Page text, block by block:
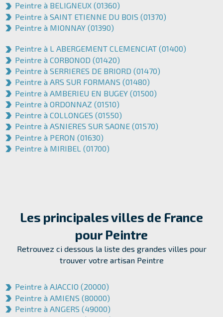
Peintre à BELIGNEUX (01360)
Peintre à SAINT ETIENNE DU BOIS (01370)
Peintre à MIONNAY (01390)
Peintre à L ABERGEMENT CLEMENCIAT (01400)
Peintre à CORBONOD (01420)
Peintre à SERRIERES DE BRIORD (01470)
Peintre à ARS SUR FORMANS (01480)
Peintre à AMBERIEU EN BUGEY (01500)
Peintre à ORDONNAZ (01510)
Peintre à COLLONGES (01550)
Peintre à ASNIERES SUR SAONE (01570)
Peintre à PERON (01630)
Peintre à MIRIBEL (01700)
Les principales villes de France
pour Peintre
Retrouvez ci dessous la liste des grandes villes pour
trouver votre artisan Peintre
Peintre à AJACCIO (20000)
Peintre à AMIENS (80000)
Peintre à ANGERS (49000)